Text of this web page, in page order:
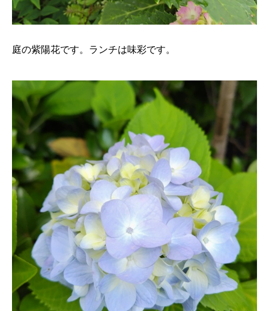
庭の紫陽花です。ランチは味彩です。